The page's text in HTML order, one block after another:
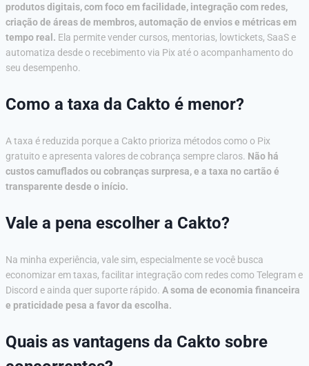
produtos digitais, com foco em facilidade, integração com redes,
criação de áreas de membros, automação de envios e métricas em
tempo real. Ela permite vender cursos, mentorias, lowtickets, SaaS e
automatiza desde o recebimento via Pix até o acompanhamento do
seu desempenho.
Como a taxa da Cakto é menor?
A taxa é reduzida porque a Cakto prioriza métodos como o Pix
gratuito e apresenta valores de cobrança sempre claros. Não há
custos camuflados ou cobranças surpresa, e a taxa no cartão é
transparente desde o início.
Vale a pena escolher a Cakto?
Na minha experiência, vale sim, especialmente se você busca
economizar em taxas, facilitar integração com redes como Telegram e
Discord e ainda quer suporte rápido. A soma de economia financeira
e praticidade pesa a favor da escolha.
Quais as vantagens da Cakto sobre